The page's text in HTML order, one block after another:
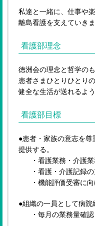
私達と一緒に、仕事や
離島看護を支えていきま
看護部理念
徳洲会の理念と哲学のも
患者さまひとりひとり
健全な生活が送れるよ
看護部目標
●患者・家族の意志を
提供する。
・看護業務・介護
・看護・介護記録
・機能評価受審に
●組織の一員として病院
・毎月の業務量確